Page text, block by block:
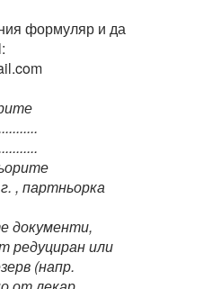
формуляр и да
, партньорка
документи,
редуциран или
(напр.